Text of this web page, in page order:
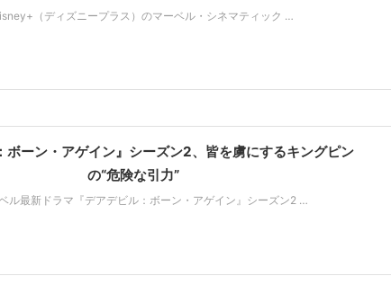
（ディズニープラス）のマーベル・シネマティック …
ボーン・アゲイン』シーズン2、皆を虜にするキングピン
の“危険な引力”
ル最新ドラマ『デアデビル：ボーン・アゲイン』シーズン2 …